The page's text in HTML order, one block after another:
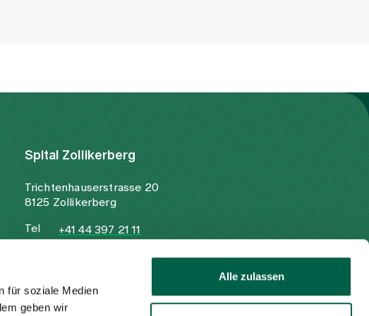
für soziale Medien
geben wir
Alle zulassen
Spital Zollikerberg
Trichtenhauserstrasse 20
8125 Zollikerberg
Tel
+41 44 397 21 11